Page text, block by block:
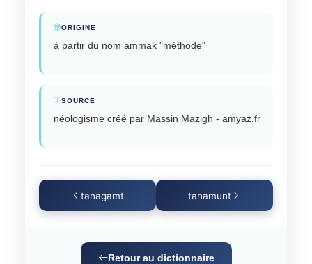
ORIGINE
à partir du nom ammak "méthode"
SOURCE
néologisme créé par Massin Mazigh - amyaz.fr
tanagamt tanamunt
Retour au dictionnaire